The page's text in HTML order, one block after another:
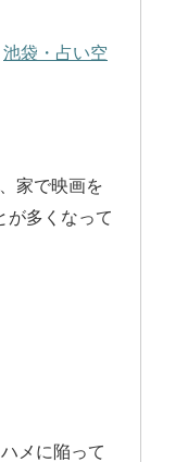
池袋・占い空
家で映画を
が多くなって
メに陥って